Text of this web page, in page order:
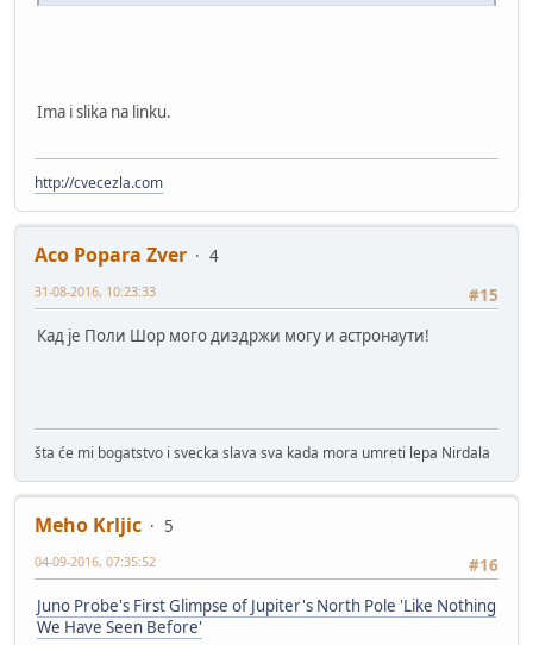
Ima i slika na linku.
http://cvecezla.com
Aco Popara Zver
4
#15
31-08-2016, 10:23:33
Кад је Поли Шор мого диздржи могу и астронаути!
šta će mi bogatstvo i svecka slava sva kada mora umreti lepa Nirdala
Meho Krljic
5
#16
04-09-2016, 07:35:52
Juno Probe's First Glimpse of Jupiter's North Pole 'Like Nothing
We Have Seen Before'